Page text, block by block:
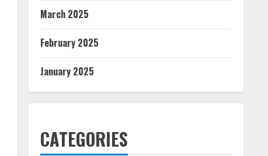
March 2025
February 2025
January 2025
CATEGORIES